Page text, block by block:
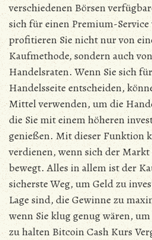
verschiedenen Börsen
sich für einen Premium-
profitieren Sie nicht nur von
Kaufmethode, sondern auch
Handelsraten. Wenn Sie sich
Handelsseite entscheiden,
Mittel verwenden, um die
die Sie mit einem höheren
genießen. Mit dieser Funktion
verdienen, wenn sich der
bewegt. Alles in allem ist der
sicherste Weg, um Geld zu
Lage sind, die Gewinne zu
wenn Sie klug genug wären,
zu halten Bitcoin Cash Kurs